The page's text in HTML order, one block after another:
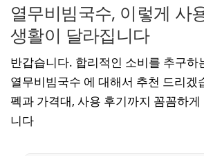
컴퓨터 기타
열무비빔국수, 이렇게 사
생활이 달라집니다
반갑습니다. 합리적인 소비를 추구하
열무비빔국수 에 대해서 추천 드리겠
펙과 가격대, 사용 후기까지 꼼꼼하
니다